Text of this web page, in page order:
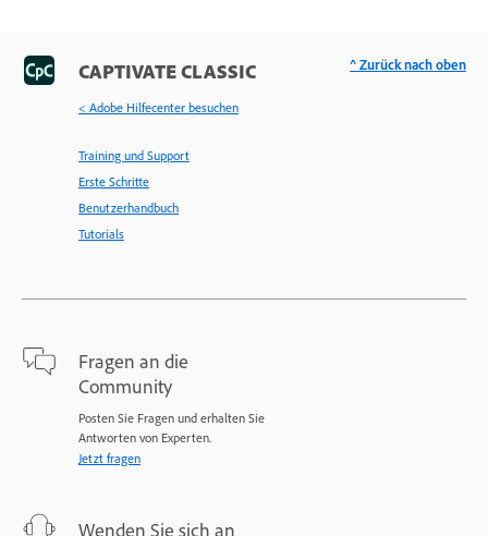
CAPTIVATE CLASSIC
< Adobe Hilfecenter besuchen
Training und Support
Erste Schritte
Benutzerhandbuch
Tutorials
Fragen an die
Community
Posten Sie Fragen und erhalten Sie
Antworten von Experten.
Jetzt fragen
Wenden Sie sich an
^ Zurück nach oben